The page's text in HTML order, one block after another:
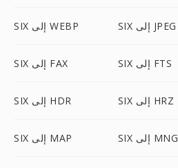
SIX إلى WEBP SIX إلى JPEG
SIX إلى FAX SIX إلى FTS
SIX إلى HDR SIX إلى HRZ
SIX إلى MAP SIX إلى MNG